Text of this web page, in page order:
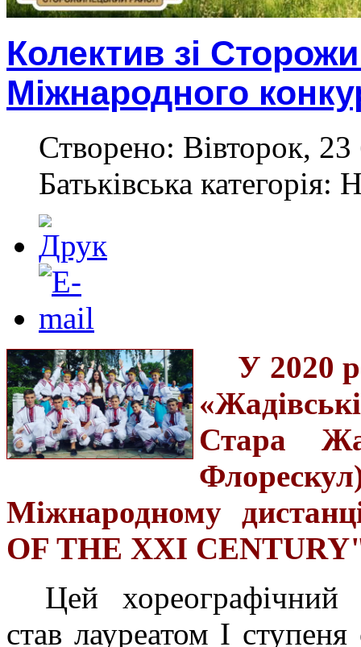
Колектив зі
Міжнародного
Створено: Вівторок,
Батьківська категорія:
У 2020
Стара
Міжнародному
OF THE ХХІ
Цей хореографічний
став лауреатом І